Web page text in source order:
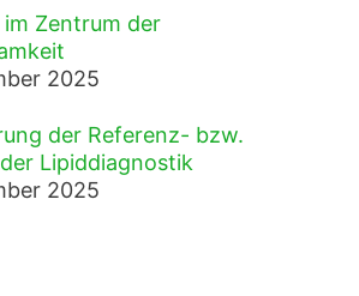
im Zentrum der
2025
der Referenz- bzw.
Lipiddiagnostik
2025